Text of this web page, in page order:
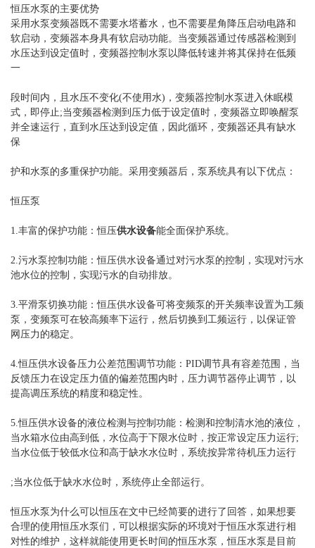
恒压水泵的主要优势
采用水泵变频器既不需要水塔蓄水，也不需要星角降压启动电路和
软启动，变频器本身具有软启动功能。当变频器通过传感器检测到
水压达到设定值时，变频器控制水泵以降低转速并将其保持在低频
一
段时间内，且水压不变化(不使用水)，变频器控制水泵进入休眠模
式，即停止;当变频器检测到压力低于设定值时，变频器立即唤醒泵
并全速运行，直到水压达到设定值，因此循环，变频器还具有缺水
保
护和水泵的多重保护功能。采用变频器后，泵系统具有以下优点：
恒压泵
1.丰富的保护功能：恒压供水设备能全面保护系统。
2.污水泵控制功能：恒压供水设备通过对污水泵的控制，实现对污水
池水位的控制，实现污水的自动排放。
3.平滑泵切换功能：恒压供水设备可将变频泵的开关频率设置为工频
泵，变频泵可在较高频率下运行，然后切换到工频运行，以保证管
网压力的稳定。
4.恒压供水设备压力公差范围调节功能：PID调节具有容差范围，当
反馈压力在设定压力值的偏差范围内时，压力调节器停止调节，以
提高调压系统的精度和稳定性。
5.恒压供水设备的液位检测与控制功能：检测和控制清水池的液位，
当水箱水位由高到低，水位高于下限水位时，按正常设定压力运行;
当水位低于较低水位和高于缺水水位时，系统按异常待机压力运行
;当水位低于缺水水位时，系统停止全部运行。
恒压水泵为什么可以恒压在文中已经简要的进行了回答，如果想要
合理的使用恒压水泵们，可以根据实际的环境对于恒压水泵进行相
对性的维护，这样就能使用更长时间的恒压水泵，恒压水泵是目前